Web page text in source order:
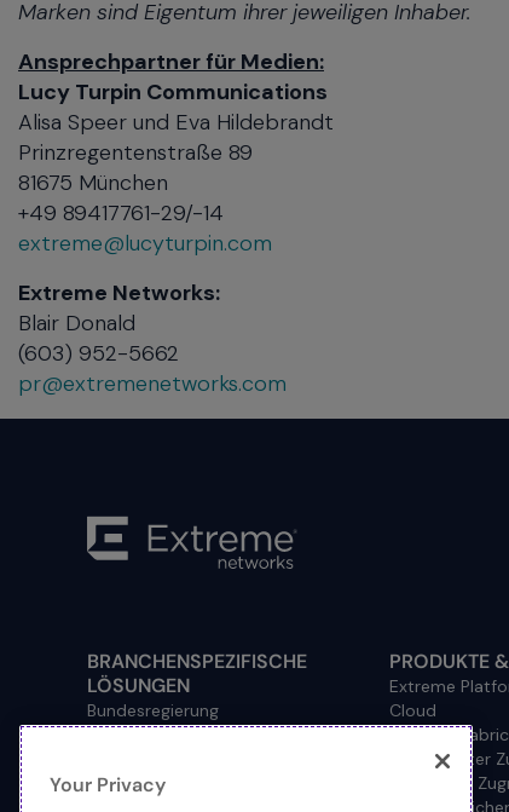
Marken sind Eigentum ihrer jeweiligen Inhaber.
Ansprechpartner für Medien:
Lucy Turpin Communications
Alisa Speer und Eva Hildebrandt
Prinzregentenstraße 89
81675 München
+49 89417761-29/-14
extreme@lucyturpin.com
Extreme Networks:
Blair Donald
(603) 952-5662
pr@extremenetworks.com
BRANCHENSPEZIFISCHE
LÖSUNGEN
Bundesregierung
Finanzdienstleistungen
Hochschule
PRODUKTE
Extreme
Cloud
Netzwerkfabric
Verdrahteter
Drahtloser
Your Privacy